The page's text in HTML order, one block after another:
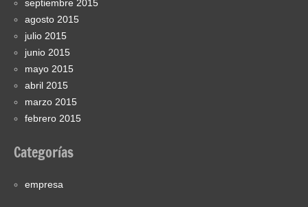
septiembre 2015
agosto 2015
julio 2015
junio 2015
mayo 2015
abril 2015
marzo 2015
febrero 2015
Categorías
empresa